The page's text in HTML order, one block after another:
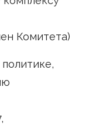
Комитета)